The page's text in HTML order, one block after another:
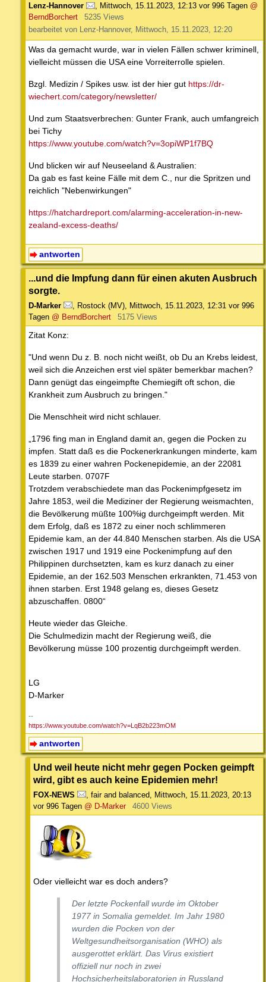
Lenz-Hannover Mittwoch, 15.11.2023, 12:13 vor 996 Tagen @
BerndBorchert
5235 Views
bearbeitet von Lenz-Hannover, Mittwoch, 15.11.2023, 12:20
Was da gemacht wurde, war in vielen Fällen schwer kriminell,
vielleicht müssen die USA eine Vorreiterrolle spielen.
Bzgl. Medizin / Spikes usw. ist der hier gut https://dr-
wiechert.com/category/newsletter/
Und zum Staatsverbrechen: Gunter Frank, auch umfangreich
bei Tichy
https://www.youtube.com/watch?v=3opiWP1f7BQ
Und blicken wir auf Neuseeland & Australien:
Da gab es fast keine Fälle mit dem C., nur die Spritzen und
reichlich "Nebenwirkungen"
https://hatchardreport.com/alarming-acceleration-in-new-
zealand-excess-deaths/
antworten
...und die Impfung dann für einen akuten Ausbruch
sorgte.
D-Marker Rostock (MV) Mittwoch, 15.11.2023, 12:31 vor 996
Tagen @ BerndBorchert 5175 Views
Zitat Konz:
"Und wenn Du z. B. noch nicht weißt, ob Du an Krebs leidest,
weil sich die Anzeichen erst viel später bemerkbar machen?
Dann genügt das eingeimpfte Chemiegift oft schon, die
Krankheit zum Ausbruch zu bringen."
Die Menschheit wird nicht schlauer.
„1796 fing man in England damit an, gegen die Pocken zu
impfen. Statt daß es die Pockenerkrankungen minderte, kam
es 1839 zu einer wahren Pockenepidemie, an der 22081
Leute starben. 0707F
Trotzdem verabschiedete man das Pockenimpfgesetz im
Jahre 1853, weil die Mediziner der Regierung weismachten,
die Bevölkerung müßte 100%ig durchgeimpft werden. Mit
dem Erfolg, daß es 1872 zu einer noch schlimmeren
Epidemie kam, an der 44.840 Menschen starben. Als die USA
zwischen 1917 und 1919 eine Pockenimpfung auf den
Philippinen durchsetzten, kam es kurz danach zu einer
Epidemie, an der 162.503 Menschen erkrankten, 71.453 von
ihnen starben. Erst 1948 gelang es, dieses Gesetz
abzuschaffen. 0800“
Heute wieder das Gleiche.
Die Schulmedizin macht der Regierung weiß, die
Bevölkerung müsse 100 prozentig durchgeimpft werden.
LG
D-Marker
--
https://www.youtube.com/watch?v=LqB2b223mOM
antworten
Und weil heute nicht mehr gegen Pocken geimpft
wird, gibt es auch keine Epidemien mehr!
FOX-NEWS fair and balanced Mittwoch, 15.11.2023, 20:13
vor 996 Tagen @ D-Marker 4600 Views
Oder vielleicht war es doch anders?
Der letzte Pockenfall wurde im Oktober
1977 in Somalia gemeldet. Im Jahr 1980
wurden die Pocken von der
Weltgesundheitsorganisation (WHO) als
ausgerottet erklärt. Das Virus existiert
offiziell nur noch in zwei
Hochsicherheitslaboratorien in Russland